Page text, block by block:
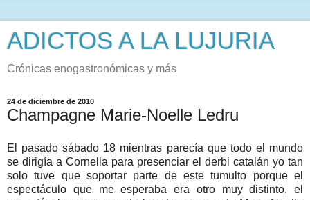
ADICTOS A LA LUJURIA
Crónicas enogastronómicas y más
24 de diciembre de 2010
Champagne Marie-Noelle Ledru
El pasado sábado 18 mientras parecía que todo el mundo
se dirigía a Cornella para presenciar el derbi catalán yo tan
solo tuve que soportar parte de este tumulto porque el
espectáculo que me esperaba era otro muy distinto, el